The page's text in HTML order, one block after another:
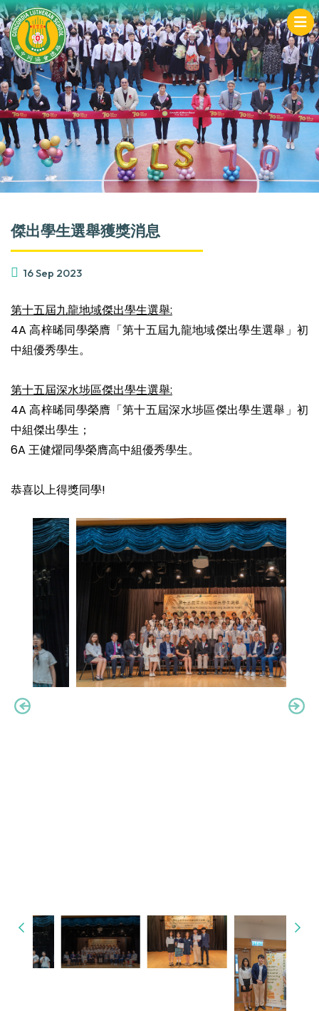
傑出學生選舉獲獎消息
16 Sep 2023
第十五屆九龍地域傑出學生選舉:
4A 高梓晞同學榮膺「第十五屆九龍地域傑出學生選舉」初
中組優秀學生。
第十五屆深水埗區傑出學生選舉:
4A 高梓晞同學榮膺「第十五屆深水埗區傑出學生選舉」初
中組傑出學生；
6A 王健燿同學榮膺高中組優秀學生。
恭喜以上得獎同學!